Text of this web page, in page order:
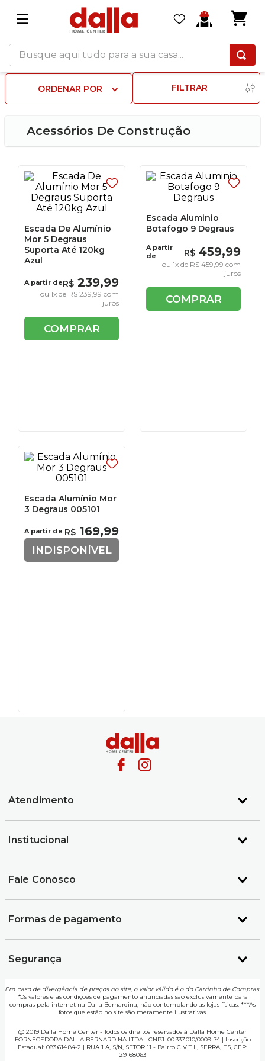
Busque aqui tudo para a sua casa...
ORDENAR POR FILTRAR
Acessórios De Construção
Escada De Alumínio
Mor 5 Degraus
Suporta Até 120kg
Azul
A partir deR$ 239,99
ou1x de R$ 239,99 com
juros
COMPRAR
Escada Aluminio
Botafogo 9 Degraus
A partir
de
R$ 459,99
ou1x de R$ 459,99 com
juros
COMPRAR
Escada Alumínio Mor
3 Degraus 005101
A partir de R$ 169,99
INDISPONÍVEL
Atendimento
Institucional
Fale Conosco
Formas de pagamento
Segurança
Em caso de divergência de preços no site, o valor válido é o do Carrinho de Compras.
*Os valores e as condições de pagamento anunciadas são exclusivamente para
compras pela internet na Dalla Bernardina, não contemplando as lojas físicas. ***As
fotos que estão no site são meramente ilustrativas.
@ 2019 Dalla Home Center - Todos os direitos reservados à Dalla Home Center
FORNECEDORA DALLA BERNARDINA LTDA | CNPJ: 00.337.010/0009-74 | Inscrição
Estadual: 083.614.84-2 | RUA 1 A, S/N, SETOR 11 - Bairro CIVIT II, SERRA, ES, CEP:
29168063